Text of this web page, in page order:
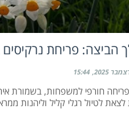
הביצה: פריחת נרקיסים
15:44
חורפי למשפחות, בשמורת
לצאת לטיול רגלי קליל וליהנות